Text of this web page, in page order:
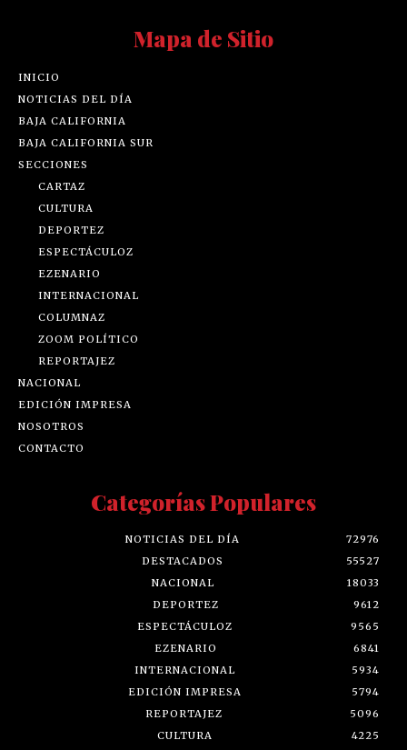
Mapa de Sitio
INICIO
NOTICIAS DEL DÍA
BAJA CALIFORNIA
BAJA CALIFORNIA SUR
SECCIONES
CARTAZ
CULTURA
DEPORTEZ
ESPECTÁCULOZ
EZENARIO
INTERNACIONAL
COLUMNAZ
ZOOM POLÍTICO
REPORTAJEZ
NACIONAL
EDICIÓN IMPRESA
NOSOTROS
CONTACTO
Categorías Populares
NOTICIAS DEL DÍA
72976
DESTACADOS
55527
NACIONAL
18033
DEPORTEZ
9612
ESPECTÁCULOZ
9565
EZENARIO
6841
INTERNACIONAL
5934
EDICIÓN IMPRESA
5794
REPORTAJEZ
5096
CULTURA
4225